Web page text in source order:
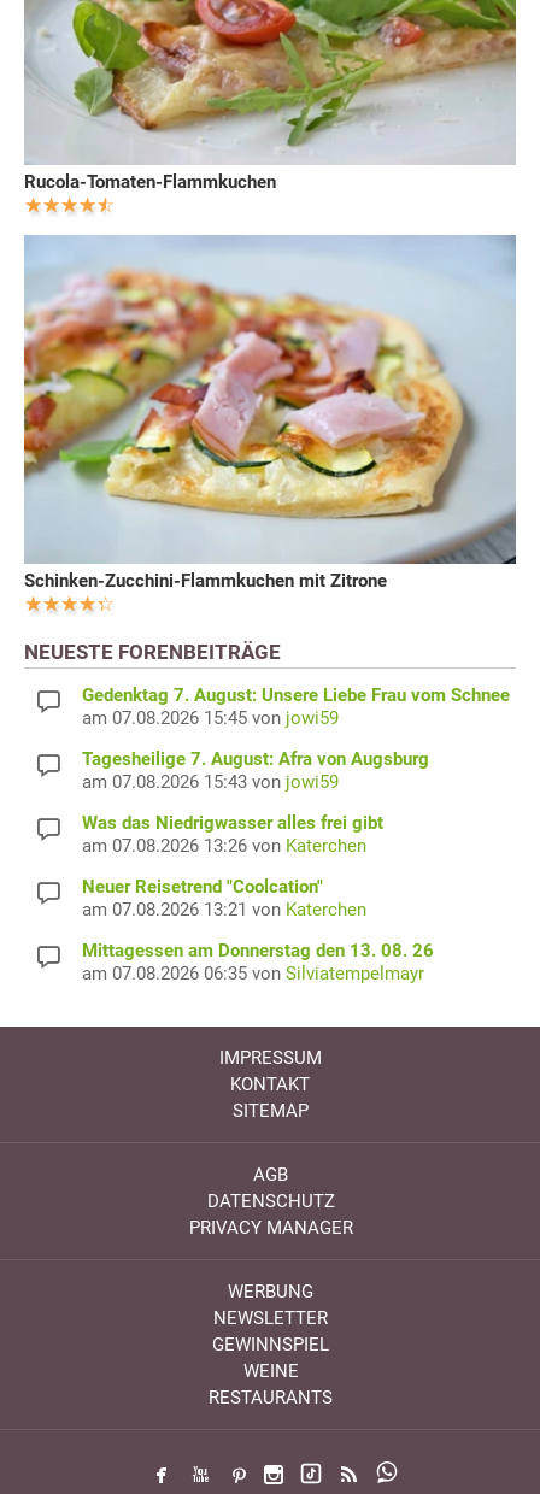
Rucola-Tomaten-Flammkuchen
Schinken-Zucchini-Flammkuchen mit Zitrone
NEUESTE FORENBEITRÄGE
Gedenktag 7. August: Unsere Liebe Frau vom Schnee
am 07.08.2026 15:45 von jowi59
Tagesheilige 7. August: Afra von Augsburg
am 07.08.2026 15:43 von jowi59
Was das Niedrigwasser alles frei gibt
am 07.08.2026 13:26 von Katerchen
Neuer Reisetrend "Coolcation"
am 07.08.2026 13:21 von Katerchen
Mittagessen am Donnerstag den 13. 08. 26
am 07.08.2026 06:35 von Silviatempelmayr
IMPRESSUM
KONTAKT
SITEMAP
AGB
DATENSCHUTZ
PRIVACY MANAGER
WERBUNG
NEWSLETTER
GEWINNSPIEL
WEINE
RESTAURANTS